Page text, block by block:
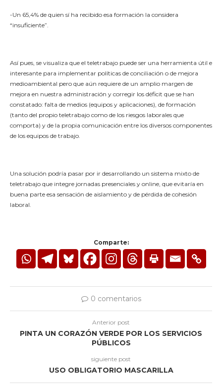
-Un 65,4% de quien sí ha recibido esa formación la considera
“insuficiente”.
Así pues, se visualiza que el teletrabajo puede ser una herramienta útil e
interesante para implementar políticas de conciliación o de mejora
medioambiental pero que aún requiere de un amplio margen de
mejora en nuestra administración y corregir los déficit que se han
constatado: falta de medios (equipos y aplicaciones), de formación
(tanto del propio teletrabajo como de los riesgos laborales que
comporta) y de la propia comunicación entre los diversos componentes
de los equipos de trabajo.
Una solución podría pasar por ir desarrollando un sistema mixto de
teletrabajo que integre jornadas presenciales y online, que evitaría en
buena parte esa sensación de aislamiento y de pérdida de cohesión
laboral.
Comparte:
0 comentarios
Anterior post
PINTA UN CORAZÓN VERDE POR LOS SERVICIOS
PÚBLICOS
siguiente post
USO OBLIGATORIO MASCARILLA